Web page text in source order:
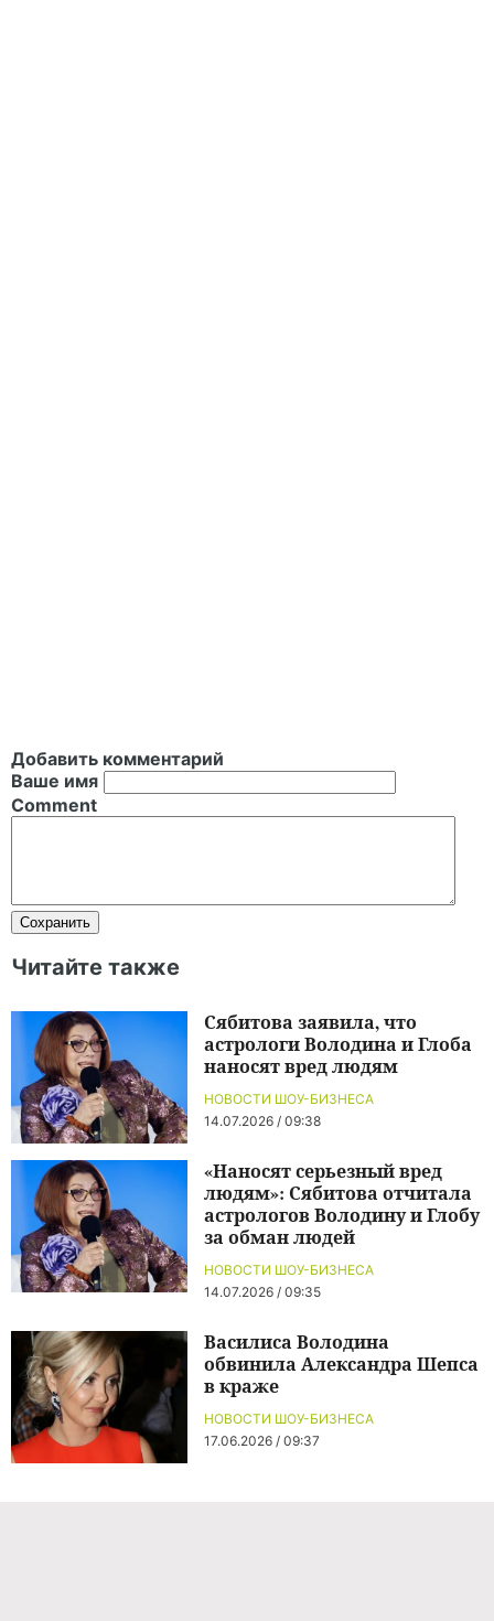
Добавить комментарий
Ваше имя
Comment
Читайте также
НОВОСТИ ШОУ-БИЗНЕСА
14.07.2026 / 09:38
Сябитова заявила, что
астрологи Володина и Глоба
наносят вред людям
НОВОСТИ ШОУ-БИЗНЕСА
14.07.2026 / 09:35
«Наносят серьезный вред
людям»: Сябитова отчитала
астрологов Володину и Глобу
за обман людей
НОВОСТИ ШОУ-БИЗНЕСА
17.06.2026 / 09:37
Василиса Володина
обвинила Александра Шепса
в краже